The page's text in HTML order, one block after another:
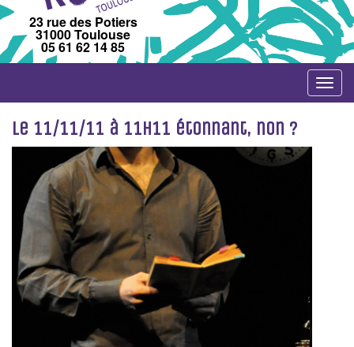
23 rue des Potiers
31000 Toulouse
05 61 62 14 85
Toggle
Le 11/11/11 à 11h11 étonnant, non ?